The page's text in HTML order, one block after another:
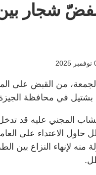
شجار
الجمعة، من القبض على
في محافظة
المجني عليه قد
الاعتداء على
لإنهاء النزاع بين